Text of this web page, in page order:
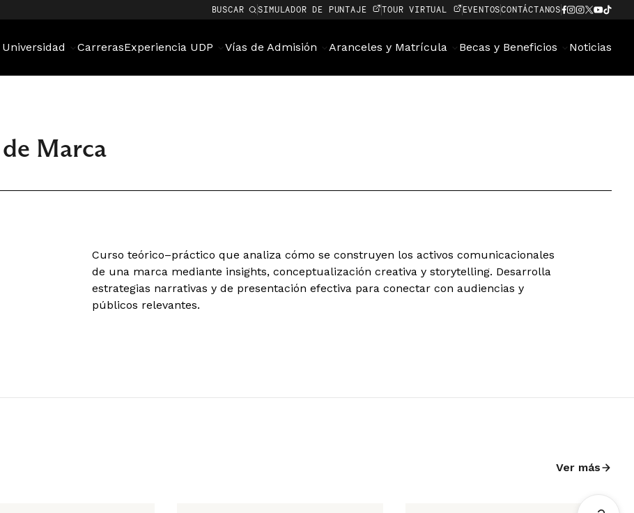
BUSCAR SIMULADOR DE PUNTAJE TOUR VIRTUAL EVENTOSCONTÁCTANOS
Universidad CarrerasExperiencia UDP Vías de Admisión Aranceles y Matrícula Becas y Beneficios Noticias
Marca
Curso teórico–práctico que analiza cómo se construyen los activos comunicacionales
de una marca mediante insights, conceptualización creativa y storytelling. Desarrolla
estrategias narrativas y de presentación efectiva para conectar con audiencias y
públicos relevantes.
Ver más